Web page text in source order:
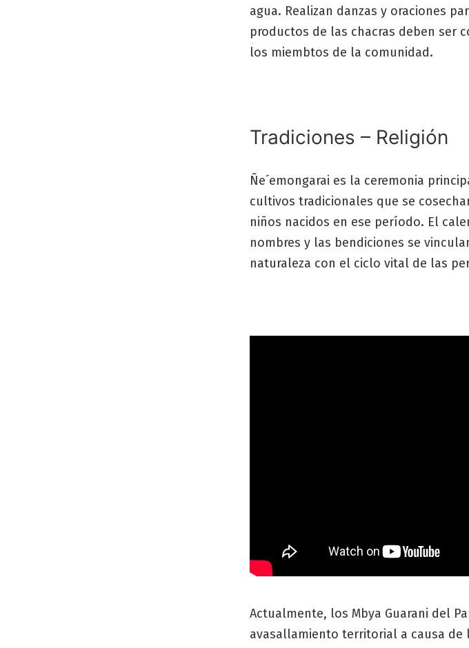
agua. Realizan danzas y oraciones
productos de las chacras deben ser
los miembtos de la comunidad.
Tradiciones – Religión
Ñe´emongarai es la ceremonia
cultivos tradicionales que se
niños nacidos en ese período. El
nombres y las bendiciones se
naturaleza con el ciclo vital de las
Actualmente, los Mbya Guarani del
avasallamiento territorial a causa